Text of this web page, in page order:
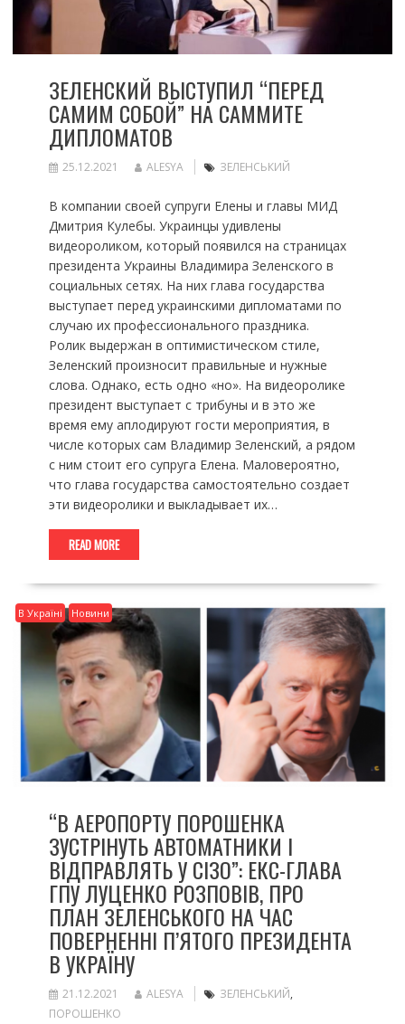
ЗЕЛЕНСКИЙ ВЫСТУПИЛ “ПЕРЕД
САМИМ СОБОЙ” НА САММИТЕ
ДИПЛОМАТОВ
25.12.2021 ALESYA ЗЕЛЕНСЬКИЙ
В компании своей супруги Елены и главы МИД
Дмитрия Кулебы. Украинцы удивлены
видеороликом, который появился на страницах
президента Украины Владимира Зеленского в
социальных сетях. На них глава государства
выступает перед украинскими дипломатами по
случаю их профессионального праздника.
Ролик выдержан в оптимистическом стиле,
Зеленский произносит правильные и нужные
слова. Однако, есть одно «но». На видеоролике
президент выступает с трибуны и в это же
время ему аплодируют гости мероприятия, в
числе которых сам Владимир Зеленский, а рядом
с ним стоит его супруга Елена. Маловероятно,
что глава государства самостоятельно создает
эти видеоролики и выкладывает их…
READ MORE
В Україні Новини
“В АЕРОПОРТУ ПОРОШЕНКА
ЗУСТРІНУТЬ АВТОМАТНИКИ І
ВІДПРАВЛЯТЬ У СІЗО”: ЕКС-ГЛАВА
ГПУ ЛУЦЕНКО РОЗПОВІВ, ПРО
ПЛАН ЗЕЛЕНСЬКОГО НА ЧАС
ПОВЕРНЕННІ П’ЯТОГО ПРЕЗИДЕНТА
В УКРАЇНУ
21.12.2021 ALESYA ЗЕЛЕНСЬКИЙ,
ПОРОШЕНКО